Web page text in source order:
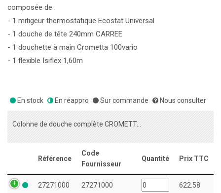
composée de :
- 1 mitigeur thermostatique Ecostat Universal
- 1 douche de tête 240mm CARREE
- 1 douchette à main Crometta 100vario
- 1 flexible Isiflex 1,60m
En stock En réappro Sur commande Nous consulter
Colonne de douche complète CROMETTA E 240
Référence
Code
Fournisseur
Quantité Prix TTC
27271000 27271000 622.58